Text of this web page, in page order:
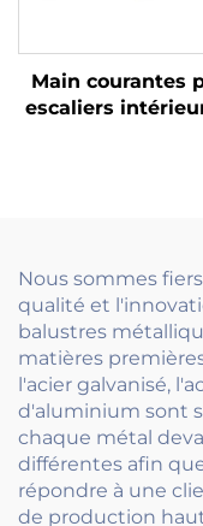
Main courantes
escaliers
Nous sommes
qualité et
balustres
matières
l'acier galvanisé,
d'aluminium sont
chaque métal
différentes afin
répondre à une
de production